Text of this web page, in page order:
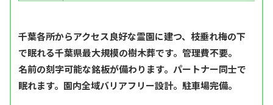
千葉各所からアクセス良好な霊園に建つ、枝垂れ梅の下
で眠れる千葉県最大規模の樹木葬です。管理費不要。
名前の刻字可能な銘板が備わります。パートナー同士で
眠れます。園内全域バリアフリー設計。駐車場完備。